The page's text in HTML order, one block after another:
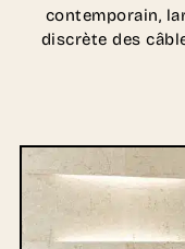
contemporain,
discrète des